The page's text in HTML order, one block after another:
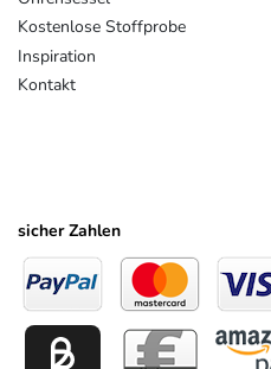
Kostenlose Stoffprobe
Inspiration
Kontakt
sicher Zahlen